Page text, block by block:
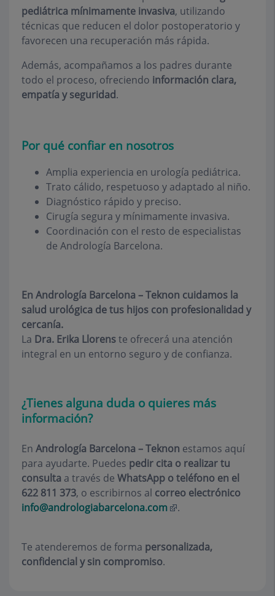
pediátrica mínimamente invasiva, utilizando
técnicas que reducen el dolor postoperatorio y
favorecen una recuperación más rápida.
Además, acompañamos a los padres durante
todo el proceso, ofreciendo información clara,
empatía y seguridad.
Por qué confiar en nosotros
Amplia experiencia en urología pediátrica.
Trato cálido, respetuoso y adaptado al niño.
Diagnóstico rápido y preciso.
Cirugía segura y mínimamente invasiva.
Coordinación con el resto de especialistas
de Andrología Barcelona.
En Andrología Barcelona – Teknon cuidamos la
salud urológica de tus hijos con profesionalidad y
cercanía.
La Dra. Erika Llorenste ofrecerá una atención
integral en un entorno seguro y de confianza.
¿Tienes alguna duda o quieres más
información?
En Andrología Barcelona – Teknon estamos aquí
para ayudarte. Puedes pedir cita o realizar tu
consulta a través de WhatsApp o teléfono en el
622 811 373, o escribirnos al correo electrónico
info@andrologiabarcelona.com
.
Te atenderemos de forma personalizada,
confidencial y sin compromiso.